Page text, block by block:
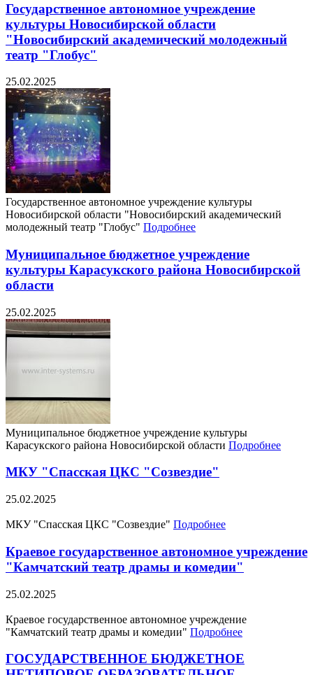
Государственное автономное учреждение
культуры Новосибирской области
"Новосибирский академический молодежный
театр "Глобус"
25.02.2025
Государственное автономное учреждение культуры
Новосибирской области "Новосибирский академический
молодежный театр "Глобус" Подробнее
Муниципальное бюджетное учреждение
культуры Карасукского района Новосибирской
области
25.02.2025
Муниципальное бюджетное учреждение культуры
Карасукского района Новосибирской области Подробнее
МКУ "Спасская ЦКС "Созвездие"
25.02.2025
МКУ "Спасская ЦКС "Созвездие" Подробнее
Краевое государственное автономное учреждение
"Камчатский театр драмы и комедии"
25.02.2025
Краевое государственное автономное учреждение
"Камчатский театр драмы и комедии" Подробнее
ГОСУДАРСТВЕННОЕ БЮДЖЕТНОЕ